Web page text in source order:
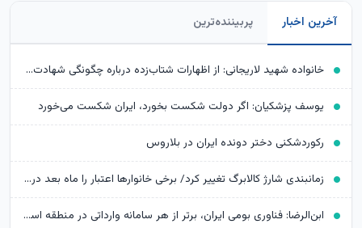
آخرین اخبار پربیننده‌ترین
خانواده شهید لاریجانی: از اظهارات شتاب‌زده درباره چگونگی شهادت اجتناب کنید
یوسف پزشکیان: اگر دولت شکست بخورد، ایران شکست می‌خورد
رکوردشکنی دختر دونده ایران در بلاروس
زمانبندی شارژ کالابرگ تغییر کرد/ برخی خانوارها اعتبار را ماه بعد دریافت می‌کنند
ابن‌الرضا: فناوری بومی ایران، برتر از هر سامانه وارداتی در منطقه است